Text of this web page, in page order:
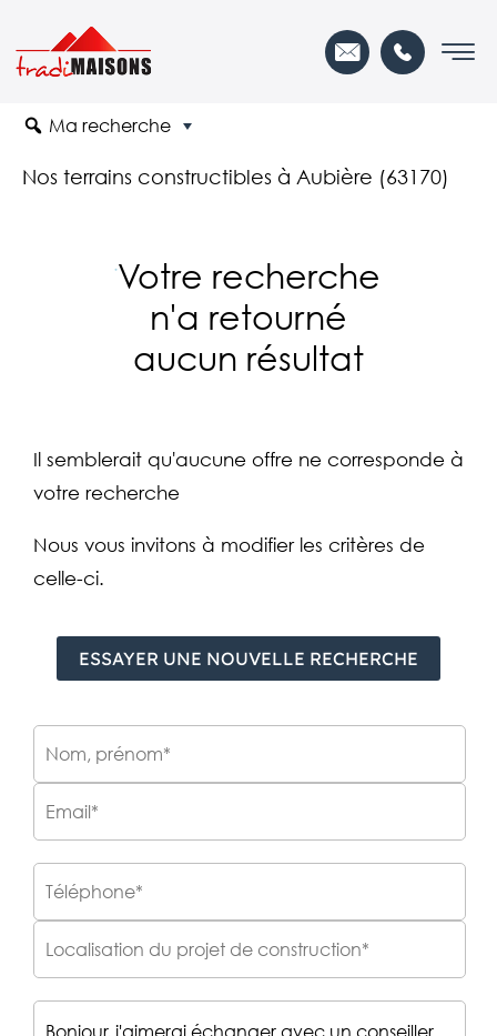
Ma recherche
Nos terrains constructibles à Aubière (63170)
Votre recherche
n'a retourné
aucun résultat
Il semblerait qu'aucune offre ne corresponde à
votre recherche
Nous vous invitons à modifier les critères de
celle-ci.
ESSAYER UNE NOUVELLE RECHERCHE